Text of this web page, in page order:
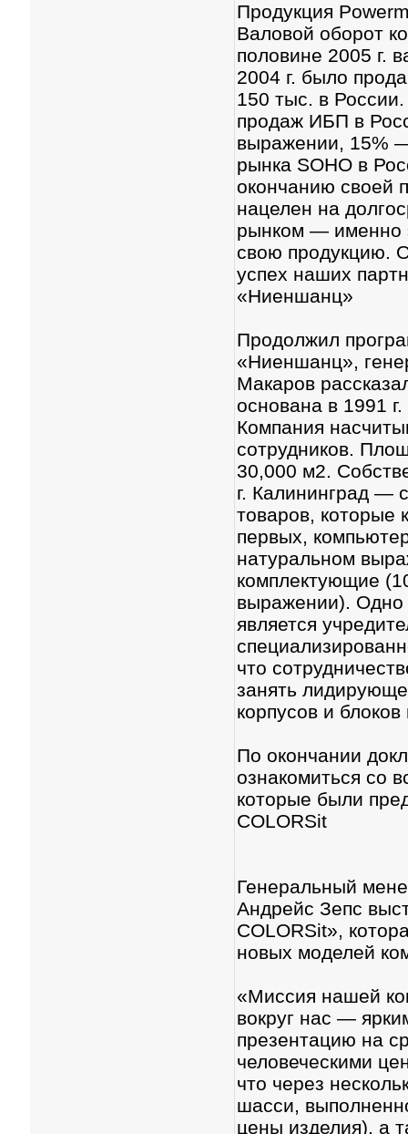
Продукция
Валовой оборот
половине 2005 г.
2004 г. было
150 тыс. в
продаж ИБП в
выражении, 15%
рынка SOHO в
окончанию своей
нацелен на
рынком — именно
свою продукцию.
успех наших
«Ниеншанц»
Продолжил
«Ниеншанц»,
Макаров
основана в 1991
Компания
сотрудников.
30,000 м2.
г. Калининград —
товаров, которые
первых,
натуральном
комплектующие
выражении). Одно
является
что
занять
корпусов и блоков
По окончании
ознакомиться со
которые были
COLORSit
Генеральный
Андрейс Зепс
COLORSit»,
новых моделей
«Миссия нашей
вокруг нас —
презентацию на
человеческими
что через
шасси,
цены изделия), а